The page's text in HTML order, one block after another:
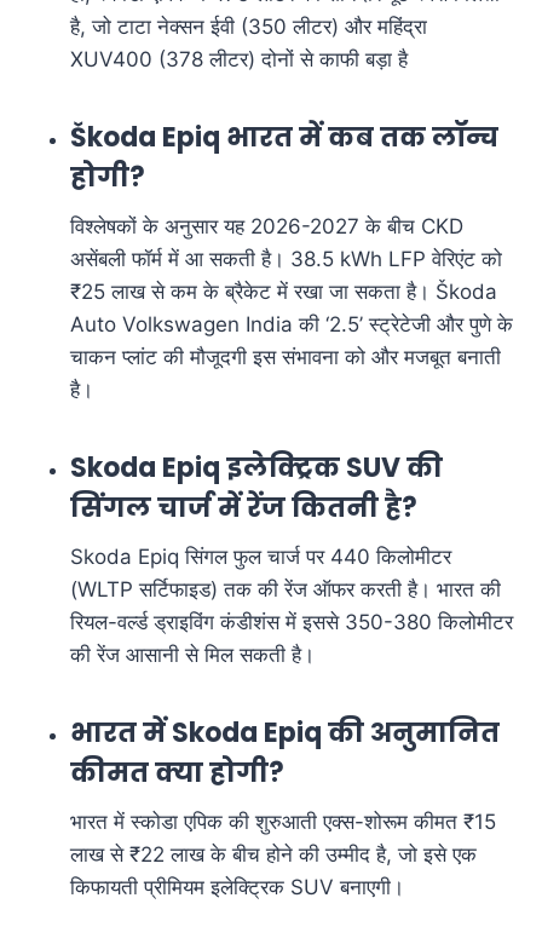
है, जो टाटा नेक्सन ईवी (350 लीटर) और महिंद्रा
XUV400 (378 लीटर) दोनों से काफी बड़ा है
Škoda Epiq भारत में कब तक लॉन्च
होगी?
विश्लेषकों के अनुसार यह 2026-2027 के बीच CKD
असेंबली फॉर्म में आ सकती है। 38.5 kWh LFP वेरिएंट को
₹25 लाख से कम के ब्रैकेट में रखा जा सकता है। Škoda
Auto Volkswagen India की ‘2.5’ स्ट्रेटेजी और पुणे के
चाकन प्लांट की मौजूदगी इस संभावना को और मजबूत बनाती
है।
Skoda Epiq इलेक्ट्रिक SUV की
सिंगल चार्ज में रेंज कितनी है?
Skoda Epiq सिंगल फुल चार्ज पर 440 किलोमीटर
(WLTP सर्टिफाइड) तक की रेंज ऑफर करती है। भारत की
रियल-वर्ल्ड ड्राइविंग कंडीशंस में इससे 350-380 किलोमीटर
की रेंज आसानी से मिल सकती है।
भारत में Skoda Epiq की अनुमानित
कीमत क्या होगी?
भारत में स्कोडा एपिक की शुरुआती एक्स-शोरूम कीमत ₹15
लाख से ₹22 लाख के बीच होने की उम्मीद है, जो इसे एक
किफायती प्रीमियम इलेक्ट्रिक SUV बनाएगी।